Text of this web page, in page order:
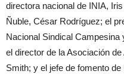
directora nacional de INIA,
Ñuble, César Rodríguez; el
Nacional Sindical Campesina
el director de la Asociación
Smith; y el jefe de fomento